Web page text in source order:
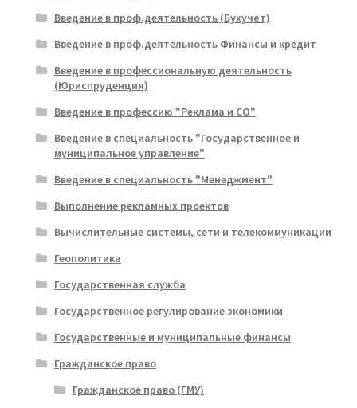
Введение в проф.деятельность (Бухучёт)
Введение в проф.деятельность Финансы и кредит
Введение в профессиональную деятельность
(Юриспруденция)
Введение в профессию "Реклама и СО"
Введение в специальность "Государственное и
муниципальное управление"
Введение в специальность "Менеджмент"
Выполнение рекламных проектов
Вычислительные системы, сети и телекоммуникации
Геополитика
Государственная служба
Государственное регулирование экономики
Государственные и муниципальные финансы
Гражданское право
Гражданское право (ГМУ)